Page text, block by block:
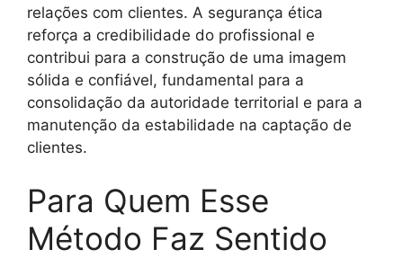
relações com clientes. A segurança ética
reforça a credibilidade do profissional e
contribui para a construção de uma imagem
sólida e confiável, fundamental para a
consolidação da autoridade territorial e para a
manutenção da estabilidade na captação de
clientes.
Para Quem Esse
Método Faz Sentido